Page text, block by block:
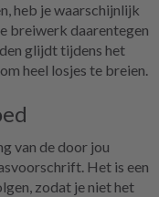
heb je waarschijnlijk
breiwerk daarentegen
glijdt tijdens het
heel losjes te breien.
van de door jou
Het is een
zodat je niet het